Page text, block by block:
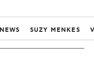
NEWS SUZY MENKES